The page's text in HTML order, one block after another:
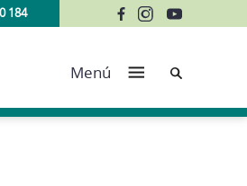
184
Menú Cerca